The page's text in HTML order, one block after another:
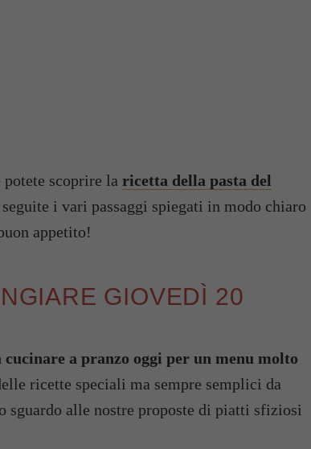
scoprire la ricetta della pasta del
i vari passaggi spiegati in modo chiaro
appetito!
GIOVEDÌ 20
cucinare a pranzo oggi per un menu molto
ricette speciali ma sempre semplici da
sguardo alle nostre proposte di piatti sfiziosi